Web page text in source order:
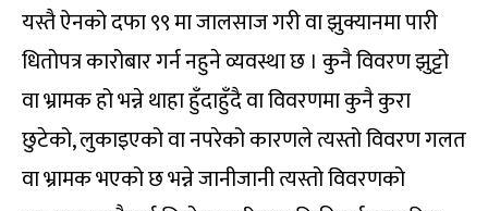
यस्तै ऐनको दफा ९९ मा जालसाज गरी वा झुक्यानमा पारी
धितोपत्र कारोबार गर्न नहुने व्यवस्था छ । कुनै विवरण झुट्टो
वा भ्रामक हो भन्ने थाहा हुँदाहुँदै वा विवरणमा कुनै कुरा
छुटेको, लुकाइएको वा नपरेको कारणले त्यस्तो विवरण गलत
वा भ्रामक भएको छ भन्ने जानीजानी त्यस्तो विवरणको